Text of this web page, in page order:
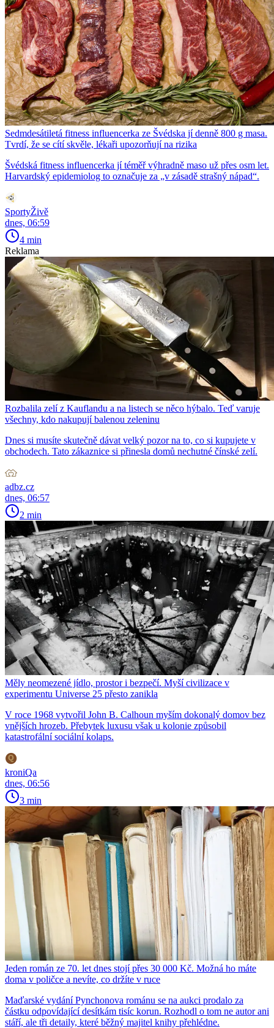
Sedmdesátiletá fitness influencerka ze Švédska jí denně 800 g masa.
Tvrdí, že se cítí skvěle, lékaři upozorňují na rizika
Švédská fitness influencerka jí téměř výhradně maso už přes osm let.
Harvardský epidemiolog to označuje za „v zásadě strašný nápad“.
SportyŽivě
dnes, 06:59
4 min
Reklama
Rozbalila zelí z Kauflandu a na listech se něco hýbalo. Teď varuje
všechny, kdo nakupují balenou zeleninu
Dnes si musíte skutečně dávat velký pozor na to, co si kupujete v
obchodech. Tato zákaznice si přinesla domů nechutné čínské zelí.
adbz.cz
dnes, 06:57
2 min
Měly neomezené jídlo, prostor i bezpečí. Myší civilizace v
experimentu Universe 25 přesto zanikla
V roce 1968 vytvořil John B. Calhoun myším dokonalý domov bez
vnějších hrozeb. Přebytek luxusu však u kolonie způsobil
katastrofální sociální kolaps.
kroniQa
dnes, 06:56
3 min
Jeden román ze 70. let dnes stojí přes 30 000 Kč. Možná ho máte
doma v poličce a nevíte, co držíte v ruce
Maďarské vydání Pynchonova románu se na aukci prodalo za
částku odpovídající desítkám tisíc korun. Rozhodl o tom ne autor ani
stáří, ale tři detaily, které běžný majitel knihy přehlédne.